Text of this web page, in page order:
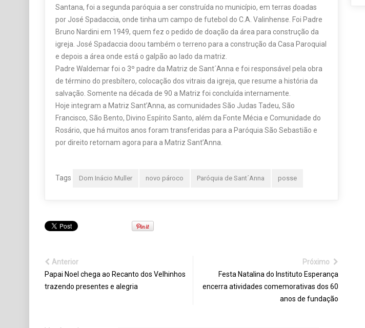
Santana, foi a segunda paróquia a ser construída no município, em terras doadas
por José Spadaccia, onde tinha um campo de futebol do C.A. Valinhense. Foi Padre
Bruno Nardini em 1949, quem fez o pedido de doação da área para construção da
igreja. José Spadaccia doou também o terreno para a construção da Casa Paroquial
e depois a área onde está o galpão ao lado da matriz.
Padre Waldemar foi o 3º padre da Matriz de Sant´Anna e foi responsável pela obra
de término do presbítero, colocação dos vitrais da igreja, que resume a história da
salvação. Somente na década de 90 a Matriz foi concluída internamente.
Hoje integram a Matriz Sant’Anna, as comunidades São Judas Tadeu, São
Francisco, São Bento, Divino Espírito Santo, além da Fonte Mécia e Comunidade do
Rosário, que há muitos anos foram transferidas para a Paróquia São Sebastião e
por direito retornam agora para a Matriz Sant’Anna.
Tags Dom Inácio Muller novo pároco Paróquia de Sant´Anna posse
Anterior
Papai Noel chega ao Recanto dos Velhinhos
trazendo presentes e alegria
Próximo
Festa Natalina do Instituto Esperança
encerra atividades comemorativas dos 60
anos de fundação